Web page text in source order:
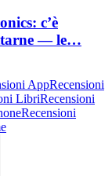
c’è
— le…
AppRecensioni
LibriRecensioni
Recensioni